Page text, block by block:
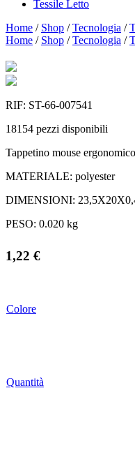
Tessile Letto
Home / Shop /Tecnologia /
Home / Shop /Tecnologia /
RIF: ST-66-007541
18154 pezzi disponibili
Tappetino mouse
MATERIALE: polyester
DIMENSIONI:
PESO: 0.020 kg
1,22 €
Colore
Quantità